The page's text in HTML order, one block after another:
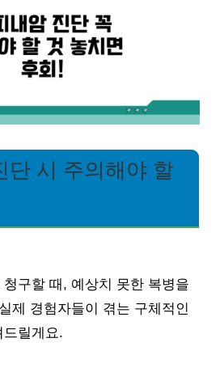
단 시 주의해야 할
구할 때, 예상치 못한 복병을
제 경험자들이 겪는 구체적인
드릴게요.